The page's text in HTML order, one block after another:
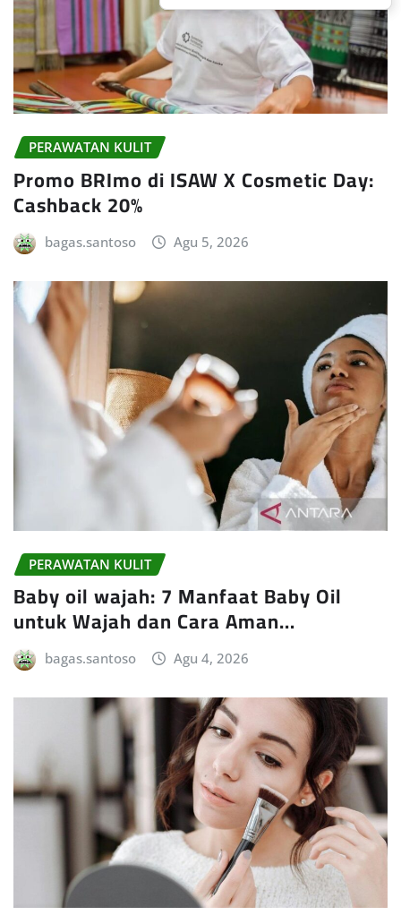
PERAWATAN KULIT
Promo BRImo di ISAW X Cosmetic Day:
Cashback 20%
bagas.santoso Agu 5, 2026
PERAWATAN KULIT
Baby oil wajah: 7 Manfaat Baby Oil
untuk Wajah dan Cara Aman…
bagas.santoso Agu 4, 2026